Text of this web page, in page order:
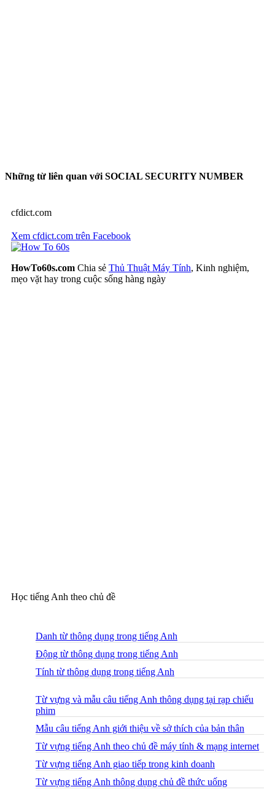
Những từ liên quan với SOCIAL SECURITY NUMBER
cfdict.com
Xem cfdict.com trên Facebook
HowTo60s.com Chia sẻ Thủ Thuật Máy Tính, Kinh nghiệm,
mẹo vặt hay trong cuộc sống hàng ngày
Học tiếng Anh theo chủ đề
Danh từ thông dụng trong tiếng Anh
Động từ thông dụng trong tiếng Anh
Tính từ thông dụng trong tiếng Anh
Từ vựng và mẫu câu tiếng Anh thông dụng tại rạp chiếu
phim
Mẫu câu tiếng Anh giới thiệu về sở thích của bản thân
Từ vựng tiếng Anh theo chủ đề máy tính & mạng internet
Từ vựng tiếng Anh giao tiếp trong kinh doanh
Từ vựng tiếng Anh thông dụng chủ đề thức uống